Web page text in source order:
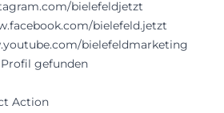
bielefeldjetzt
bielefeld.jetzt
bielefeldmarketing
gefunden
Action